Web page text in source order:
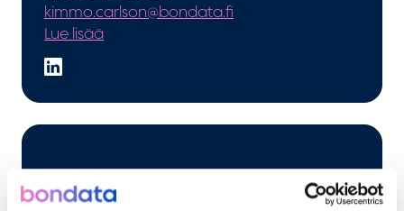
kimmo.carlson@bondata.fi
Lue lisää